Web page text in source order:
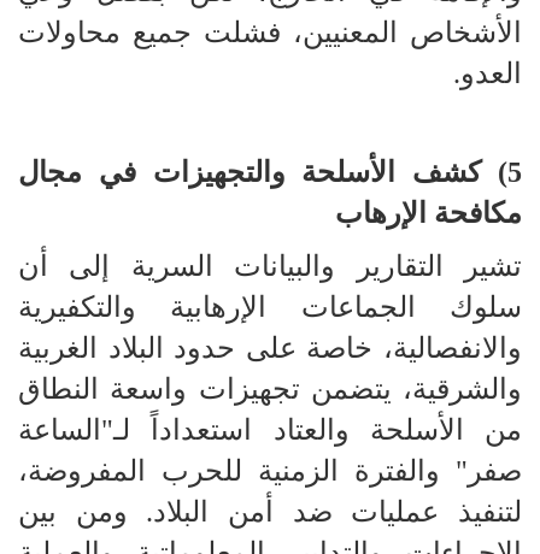
الأشخاص المعنيين، فشلت جميع محاولات
العدو.
5) كشف الأسلحة والتجهيزات في مجال
مكافحة الإرهاب
تشير التقارير والبيانات السرية إلى أن
سلوك الجماعات الإرهابية والتكفيرية
والانفصالية، خاصة على حدود البلاد الغربية
والشرقية، يتضمن تجهيزات واسعة النطاق
من الأسلحة والعتاد استعداداً لـ"الساعة
صفر" والفترة الزمنية للحرب المفروضة،
لتنفيذ عمليات ضد أمن البلاد. ومن بين